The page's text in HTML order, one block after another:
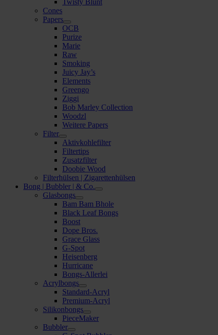
Twisty Blunt
Cones
Papers
OCB
Purize
Marie
Raw
Smoking
Juicy Jay’s
Elements
Greengo
Ziggi
Bob Marley Collection
Woodzl
Weitere Papers
Filter
Aktivkohlefilter
Filtertips
Zusatzfilter
Doobie Wood
Filterhülsen | Zigarettenhülsen
Bong | Bubbler | & Co.
Glasbongs
Bam Bam Bhole
Black Leaf Bongs
Boost
Dope Bros.
Grace Glass
G-Spot
Heisenberg
Hurricane
Bongs-Allerlei
Acrylbongs
Standard-Acryl
Premium-Acryl
Silikonbongs
PieceMaker
Bubbler